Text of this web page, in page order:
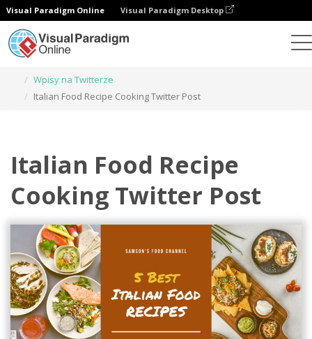
Visual Paradigm Online Visual Paradigm Desktop
Wpisy na Twitterze
Italian Food Recipe Cooking Twitter Post
Italian Food Recipe
Cooking Twitter Post